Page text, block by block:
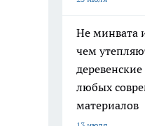
Не минвата
чем
любых
материалов